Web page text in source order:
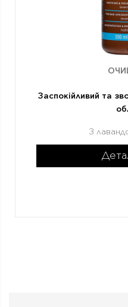
Заспокійливий та
З